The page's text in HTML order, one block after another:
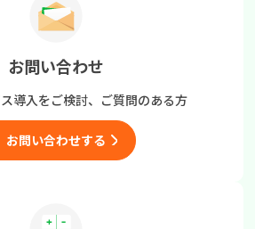
お問い合わせ
導入をご検討、 ご質問のある方
お問い合わせする